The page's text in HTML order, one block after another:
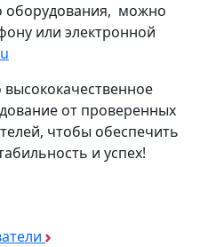
можно
или электронной
от проверенных
чтобы обеспечить
и успех!